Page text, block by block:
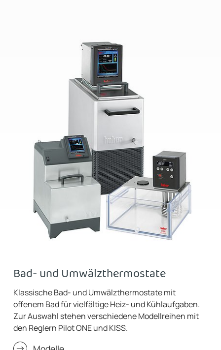
Bad- und Umwälzthermostate
Klassische Bad- und Umwälzthermostate mit
offenem Bad für vielfältige Heiz- und Kühlaufgaben.
Zur Auswahl stehen verschiedene Modellreihen mit
den Reglern Pilot ONE und KISS.